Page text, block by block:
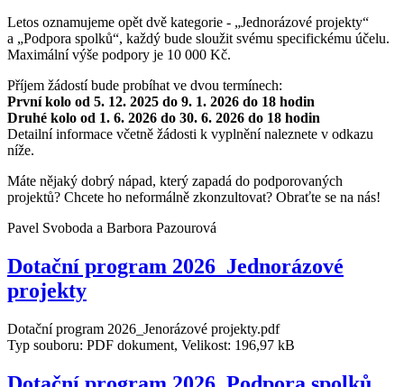
Letos oznamujeme opět dvě kategorie - „Jednorázové projekty“
a „Podpora spolků“, každý bude sloužit svému specifickému účelu.
Maximální výše podpory je 10 000 Kč.
Příjem žádostí bude probíhat ve dvou termínech:
První kolo od 5. 12. 2025 do 9. 1. 2026 do 18 hodin
Druhé kolo od 1. 6. 2026 do 30. 6. 2026 do 18 hodin
Detailní informace včetně žádosti k vyplnění naleznete v odkazu
níže.
Máte nějaký dobrý nápad, který zapadá do podporovaných
projektů? Chcete ho neformálně zkonzultovat? Obraťte se na nás!
Pavel Svoboda a Barbora Pazourová
Dotační program 2026_Jednorázové
projekty
Dotační program 2026_Jenorázové projekty.pdf
Typ souboru: PDF dokument, Velikost: 196,97 kB